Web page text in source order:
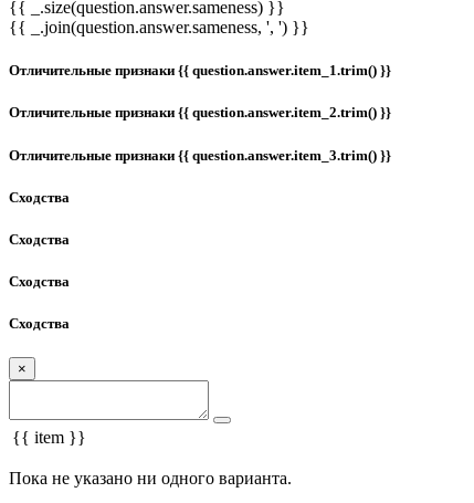
{{ _.size(question.answer.sameness) }}
{{ _.join(question.answer.sameness, ', ') }}
Отличительные признаки {{ question.answer.item_1.trim() }}
Отличительные признаки {{ question.answer.item_2.trim() }}
Отличительные признаки {{ question.answer.item_3.trim() }}
Сходства
Сходства
Сходства
Сходства
×
{{ item }}
Пока не указано ни одного варианта.